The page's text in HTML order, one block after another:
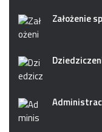
Założenie